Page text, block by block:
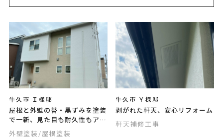
牛久市 Ｉ様邸
屋根と外壁の苔・黒ずみを塗装
で一新、見た目も耐久性もアッ
プ！
外壁塗装 /屋根塗装
牛久市 Ｙ様邸
剥がれた軒天、安心リフォーム
軒天補修工事